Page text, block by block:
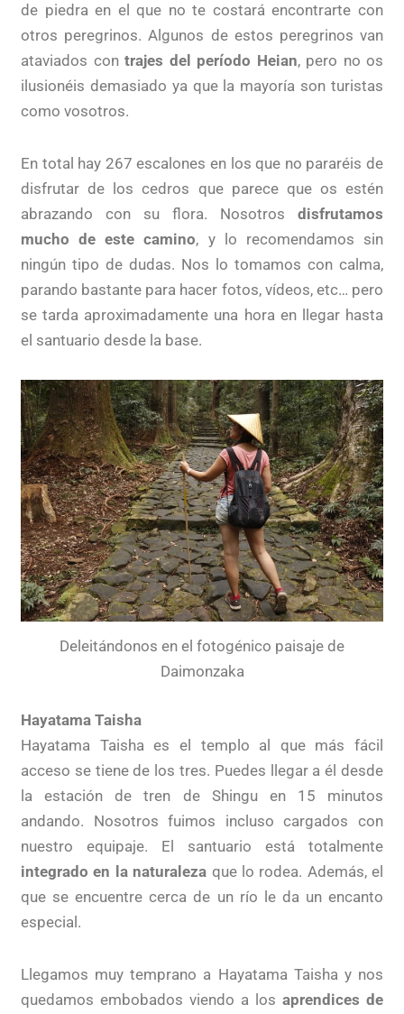
de piedra en el que no te costará encontrarte con
otros peregrinos. Algunos de estos peregrinos van
ataviados con trajes del período Heian, pero no os
ilusionéis demasiado ya que la mayoría son turistas
como vosotros.
En total hay 267 escalones en los que no pararéis de
disfrutar de los cedros que parece que os estén
abrazando con su flora. Nosotros disfrutamos
mucho de este camino, y lo recomendamos sin
ningún tipo de dudas. Nos lo tomamos con calma,
parando bastante para hacer fotos, vídeos, etc… pero
se tarda aproximadamente una hora en llegar hasta
el santuario desde la base.
Deleitándonos en el fotogénico paisaje de
Daimonzaka
Hayatama Taisha
Hayatama Taisha es el templo al que más fácil
acceso se tiene de los tres. Puedes llegar a él desde
la estación de tren de Shingu en 15 minutos
andando. Nosotros fuimos incluso cargados con
nuestro equipaje. El santuario está totalmente
integrado en la naturaleza que lo rodea. Además, el
que se encuentre cerca de un río le da un encanto
especial.
Llegamos muy temprano a Hayatama Taisha y nos
quedamos embobados viendo a los aprendices de